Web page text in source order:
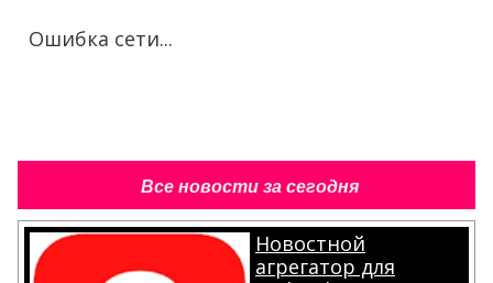
Ошибка сети...
Все новости за сегодня
Новостной
агрегатор для